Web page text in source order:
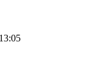
13:05